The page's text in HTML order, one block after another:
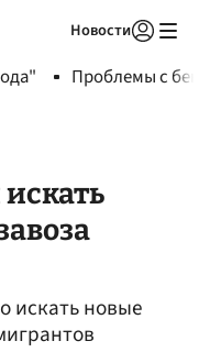
Новости
Проблемы с
искать новые